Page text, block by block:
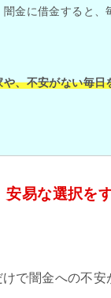
金に借金すると、
、不安がない毎日
易な選択を
で闇金への不